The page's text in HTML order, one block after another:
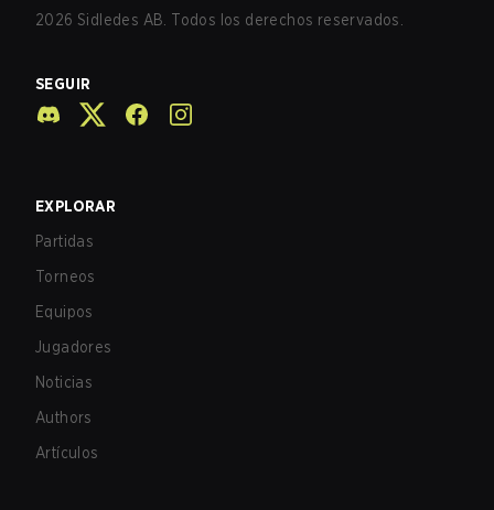
2026 Sidledes AB. Todos los derechos reservados.
SEGUIR
EXPLORAR
Partidas
Torneos
Equipos
Jugadores
Noticias
Authors
Artículos